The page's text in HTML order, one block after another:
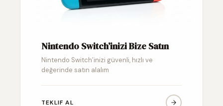
Nintendo Switch’inizi Bize Satın
Nintendo Switch’inizi güvenli, hızlı ve
değerinde satın alalım
TEKLIF AL